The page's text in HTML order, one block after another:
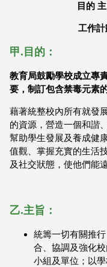
目的
工作計
甲.目的：
教育局鼓勵學校成立專
要，制訂包含禁毒元素
藉著統整校內所有就發
的資源，營造一個和諧
幫助學生發展及養成健
值觀、掌握充實的生活
及社交狀態，使他們能
乙.主旨：
統籌一切有關推
合、協調及強化
小組及單位；以